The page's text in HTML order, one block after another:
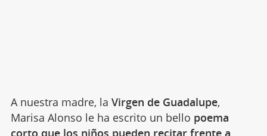
A nuestra madre, la Virgen de Guadalupe,
Marisa Alonso le ha escrito un bello poema
corto que los niños pueden recitar frente a